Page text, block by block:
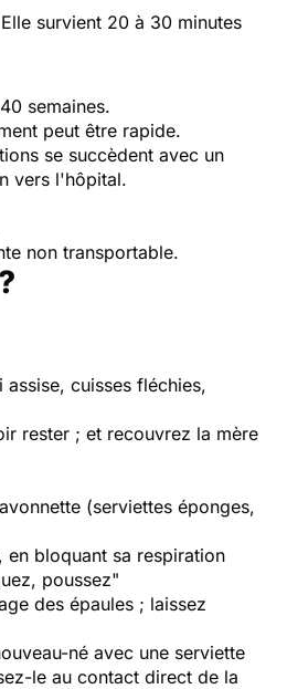
survient 20 à 30 minutes
semaines.
peut être rapide.
se succèdent avec un
vers l'hôpital.
non transportable.
cuisses fléchies,
rester ; et recouvrez la mère
(serviettes éponges,
en bloquant sa respiration
poussez"
des épaules ; laissez
né avec une serviette
le au contact direct de la